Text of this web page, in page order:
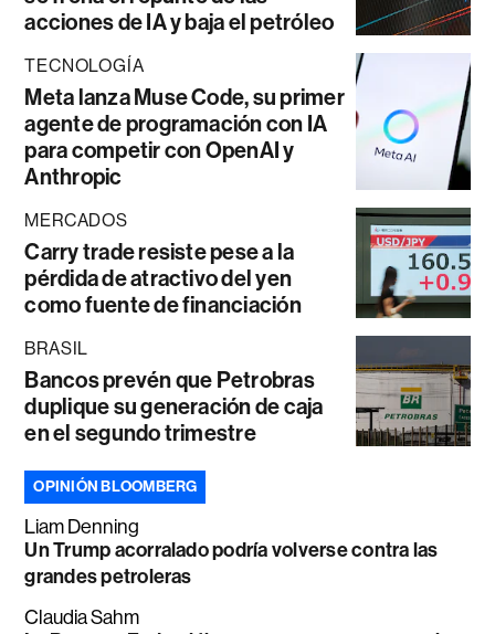
acciones de IA y baja el petróleo
TECNOLOGÍA
Meta lanza Muse Code, su primer
agente de programación con IA
para competir con OpenAI y
Anthropic
MERCADOS
Carry trade resiste pese a la
pérdida de atractivo del yen
como fuente de financiación
BRASIL
Bancos prevén que Petrobras
duplique su generación de caja
en el segundo trimestre
OPINIÓN BLOOMBERG
Liam Denning
Un Trump acorralado podría volverse contra las
grandes petroleras
Claudia Sahm